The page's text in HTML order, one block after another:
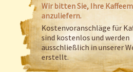
Wir bitten Sie, Ihre
anzuliefern.
Kostenvoranschläge für
sind kostenlos und werden
ausschließlich in unserer
erstellt.